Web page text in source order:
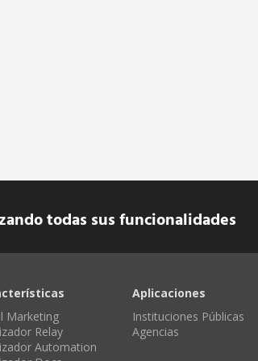
todas sus funcionalidades
Marketing
Relay
Automation
Aplicaciones
Instituciones Públicas
Agencias